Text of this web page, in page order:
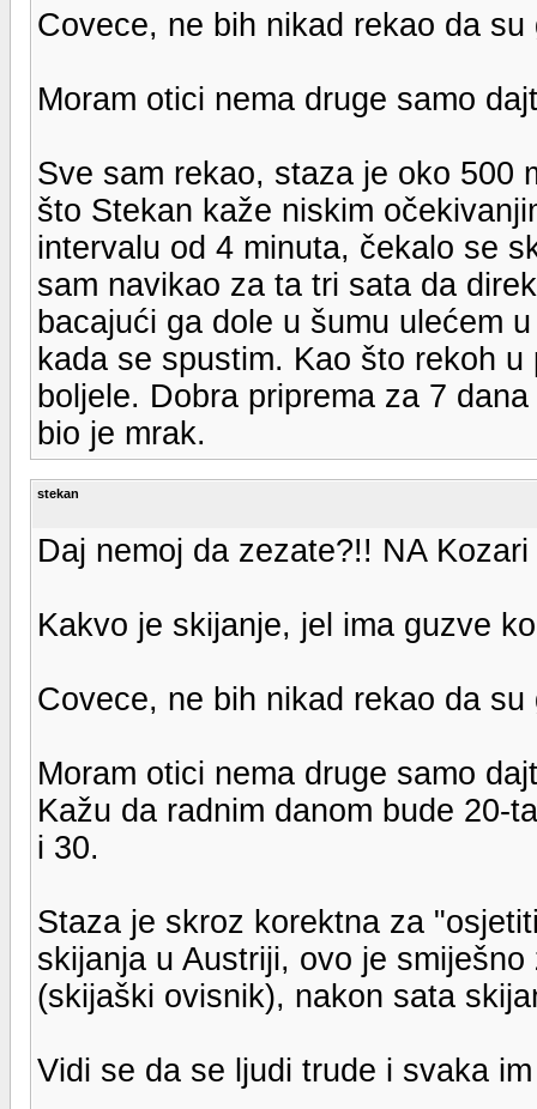
Covece, ne bih nikad rekao da
Moram otici nema druge samo
Sve sam rekao, staza je oko 500
što Stekan kaže niskim
intervalu od 4 minuta, čekalo se
sam navikao za ta tri sata da
bacajući ga dole u šumu ulećem
kada se spustim. Kao što rekoh
boljele. Dobra priprema za 7
bio je mrak.
stekan
Daj nemoj da zezate?!! NA
Kakvo je skijanje, jel ima guzve
Covece, ne bih nikad rekao da
Moram otici nema druge samo
Kažu da radnim danom bude 20-
i 30.
Staza je skroz korektna za
skijanja u Austriji, ovo je
(skijaški ovisnik), nakon sata
Vidi se da se ljudi trude i svaka